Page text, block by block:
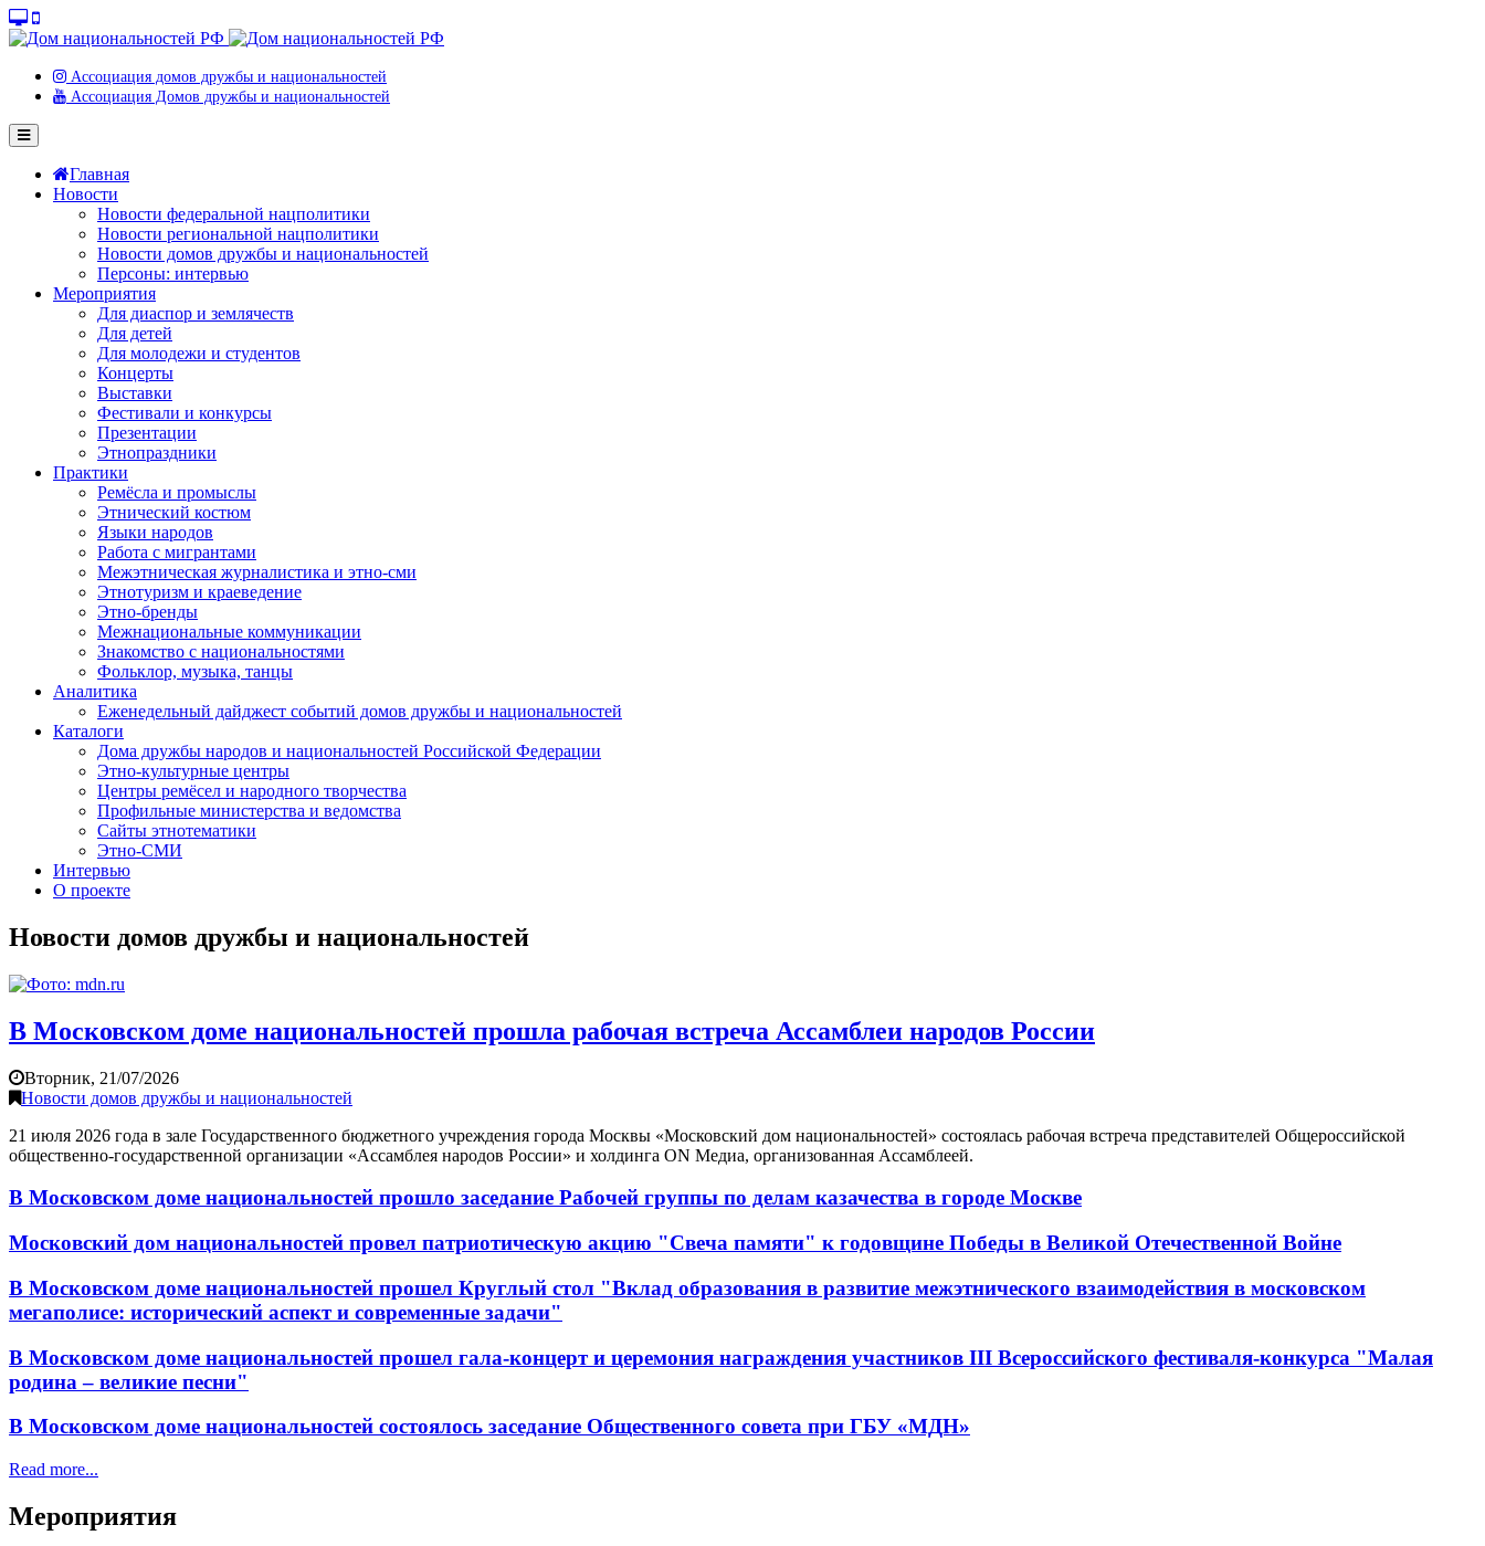
Ассоциация домов дружбы и национальностей
Ассоциация Домов дружбы и национальностей
Главная
Новости
Новости федеральной нацполитики
Новости региональной нацполитики
Новости домов дружбы и национальностей
Персоны: интервью
Мероприятия
Для диаспор и землячеств
Для детей
Для молодежи и студентов
Концерты
Выставки
Фестивали и конкурсы
Презентации
Этнопраздники
Практики
Ремёсла и промыслы
Этнический костюм
Языки народов
Работа с мигрантами
Межэтническая журналистика и этно-сми
Этнотуризм и краеведение
Этно-бренды
Межнациональные коммуникации
Знакомство с национальностями
Фольклор, музыка, танцы
Аналитика
Еженедельный дайджест событий домов дружбы и национальностей
Каталоги
Дома дружбы народов и национальностей Российской Федерации
Этно-культурные центры
Центры ремёсел и народного творчества
Профильные министерства и ведомства
Сайты этнотематики
Этно-СМИ
Интервью
О проекте
Новости домов дружбы и национальностей
В Московском доме национальностей прошла рабочая встреча Ассамблеи народов России
Вторник, 21/07/2026
Новости домов дружбы и национальностей
21 июля 2026 года в зале Государственного бюджетного учреждения города Москвы «Московский дом национальностей» состоялась рабочая встреча представителей Общероссийской
общественно-государственной организации «Ассамблея народов России» и холдинга ON Медиа, организованная Ассамблеей.
В Московском доме национальностей прошло заседание Рабочей группы по делам казачества в городе Москве
Московский дом национальностей провел патриотическую акцию "Свеча памяти" к годовщине Победы в Великой Отечественной Войне
В Московском доме национальностей прошел Круглый стол "Вклад образования в развитие межэтнического взаимодействия в московском
мегаполисе: исторический аспект и современные задачи"
В Московском доме национальностей прошел гала-концерт и церемония награждения участников III Всероссийского фестиваля-конкурса "Малая
родина – великие песни"
В Московском доме национальностей состоялось заседание Общественного совета при ГБУ «МДН»
Read more...
Мероприятия